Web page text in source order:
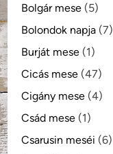
Bolgár mese (5)
Bolondok napja (7)
Burját mese (1)
Cicás mese (47)
Cigány mese (4)
Csád mese (1)
Csarusin meséi (6)